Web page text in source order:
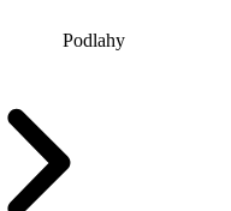
Podlahy